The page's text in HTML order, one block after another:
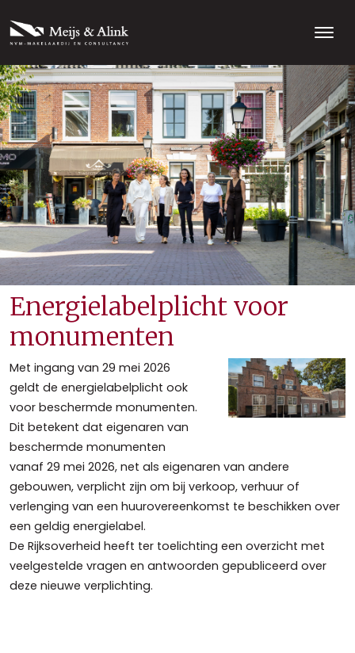
Energielabelplicht voor
monumenten
Met ingang van 29 mei 2026
geldt de energielabelplicht ook
voor beschermde monumenten.
Dit betekent dat eigenaren van
beschermde monumenten
vanaf 29 mei 2026, net als eigenaren van andere
gebouwen, verplicht zijn om bij verkoop, verhuur of
verlenging van een huurovereenkomst te beschikken over
een geldig energielabel.
De Rijksoverheid heeft ter toelichting een overzicht met
veelgestelde vragen en antwoorden gepubliceerd over
deze nieuwe verplichting.